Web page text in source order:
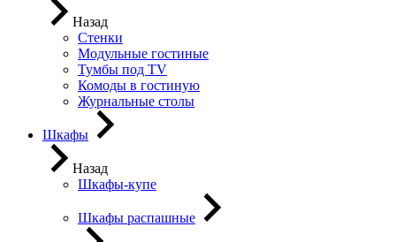
Назад
Стенки
Модульные гостиные
Тумбы под ТV
Комоды в гостиную
Журнальные столы
Шкафы
Назад
Шкафы-купе
Шкафы распашные